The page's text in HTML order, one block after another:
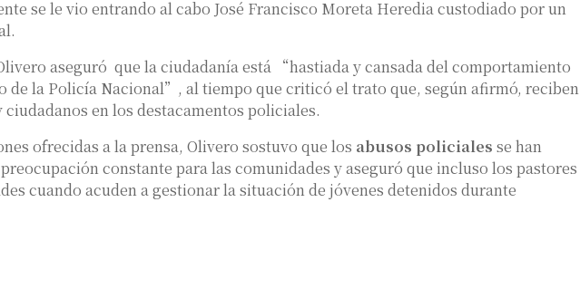
se le vio entrando al cabo José Francisco Moreta Heredia custodiado por un
aseguró que la ciudadanía está “hastiada y cansada del comportamiento
de la Policía Nacional”, al tiempo que criticó el trato que, según afirmó, reciben
en los destacamentos policiales.
ofrecidas a la prensa, Olivero sostuvo que los abusos policiales se han
constante para las comunidades y aseguró que incluso los pastores
cuando acuden a gestionar la situación de jóvenes detenidos durante